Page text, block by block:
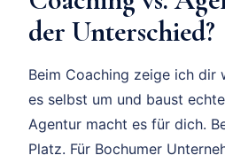
der Unterschied?
Beim Coaching zeige ich dir
es selbst um und baust
Agentur macht es für dich.
Platz. Für Bochumer